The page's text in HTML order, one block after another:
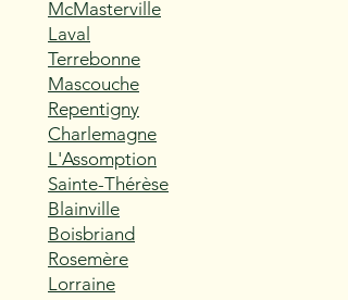
McMasterville
Laval
Terrebonne
Mascouche
Repentigny
Charlemagne
L'Assomption
Sainte-Thérèse
Blainville
Boisbriand
Rosemère
Lorraine